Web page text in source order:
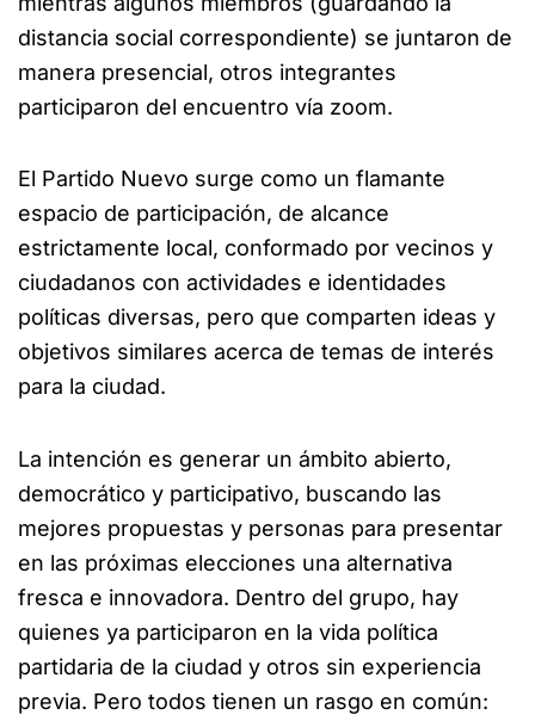
distancia social correspondiente) se juntaron de
manera presencial, otros integrantes
participaron del encuentro vía zoom.
El Partido Nuevo surge como un flamante
espacio de participación, de alcance
estrictamente local, conformado por vecinos y
ciudadanos con actividades e identidades
políticas diversas, pero que comparten ideas y
objetivos similares acerca de temas de interés
para la ciudad.
La intención es generar un ámbito abierto,
democrático y participativo, buscando las
mejores propuestas y personas para presentar
en las próximas elecciones una alternativa
fresca e innovadora. Dentro del grupo, hay
quienes ya participaron en la vida política
partidaria de la ciudad y otros sin experiencia
previa. Pero todos tienen un rasgo en común: